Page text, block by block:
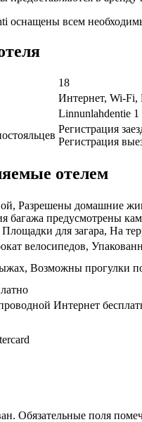
оснащены всем
18
Интернет, Wi-Fi,
Linnunlahdentie 1
Регистрация
Регистрация
отелем
Разрешены домашние
багажа предусмотрены
для загара, На
велосипедов,
Возможны прогулки
Интернет
Обязательные поля